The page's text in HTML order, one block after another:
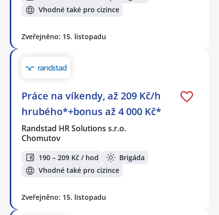
Vhodné také pro cizince
Zveřejněno: 15. listopadu
Práce na víkendy, až 209 Kč/h
hrubého*+bonus až 4 000 Kč*
Randstad HR Solutions s.r.o.
Chomutov
190 – 209 Kč / hod
Brigáda
Vhodné také pro cizince
Zveřejněno: 15. listopadu